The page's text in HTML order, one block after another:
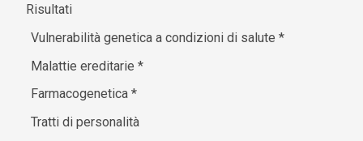
Risultati
Vulnerabilità genetica a condizioni di salute*
Malattie ereditarie*
Farmacogenetica*
Tratti di personalità